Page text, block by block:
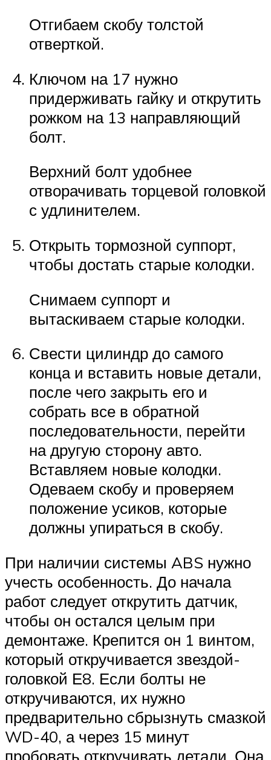
Отгибаем скобу толстой
отверткой.
Ключом на 17 нужно
придерживать гайку и открутить
рожком на 13 направляющий
болт.
Верхний болт удобнее
отворачивать торцевой головкой
с удлинителем.
Открыть тормозной суппорт,
чтобы достать старые колодки.
Снимаем суппорт и
вытаскиваем старые колодки.
Свести цилиндр до самого
конца и вставить новые детали,
после чего закрыть его и
собрать все в обратной
последовательности, перейти
на другую сторону авто.
Вставляем новые колодки.
Одеваем скобу и проверяем
положение усиков, которые
должны упираться в скобу.
При наличии системы ABS нужно
учесть особенность. До начала
работ следует открутить датчик,
чтобы он остался целым при
демонтаже. Крепится он 1 винтом,
который откручивается звездой-
головкой Е8. Если болты не
откручиваются, их нужно
предварительно сбрызнуть смазкой
WD-40, а через 15 минут
пробовать откручивать детали. Она